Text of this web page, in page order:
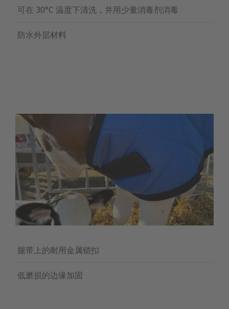
可在 30°C 温度下清洗，并用少量消毒剂消毒
防水外层材料
腿带上的耐用金属锁扣
低磨损的边缘加固